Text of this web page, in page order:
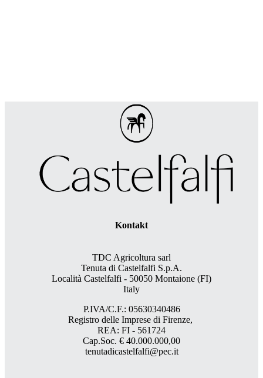
Kontakt
TDC Agricoltura sarl
Tenuta di Castelfalfi S.p.A.
Località Castelfalfi - 50050 Montaione (FI)
Italy
P.IVA/C.F.: 05630340486
Registro delle Imprese di Firenze,
REA: FI - 561724
Cap.Soc. € 40.000.000,00
tenutadicastelfalfi@pec.it